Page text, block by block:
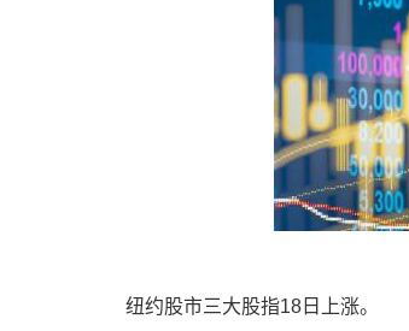
纽约股市三大股指18日上涨。